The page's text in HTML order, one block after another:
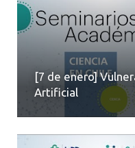
[7 de enero]
Artificial